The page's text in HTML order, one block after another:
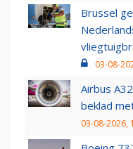
Brussel
03-08-
Airbus
beklad
03-08-2026,